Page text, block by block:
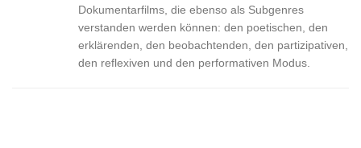
Dokumentarfilms, die ebenso als Subgenres
verstanden werden können: den poetischen, den
erklärenden, den beobachtenden, den partizipativen,
den reflexiven und den performativen Modus.